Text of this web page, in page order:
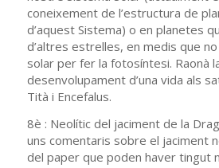
coneixement de l’estructura de
d’aquest Sistema) o en planetes
d’altres estrelles, en medis que
solar per fer la fotosíntesi. Raonà
desenvolupament d’una vida als
Tità i Encefalus.
8è : Neolític del jaciment de la
uns comentaris sobre el jaciment
del paper que poden haver tingut